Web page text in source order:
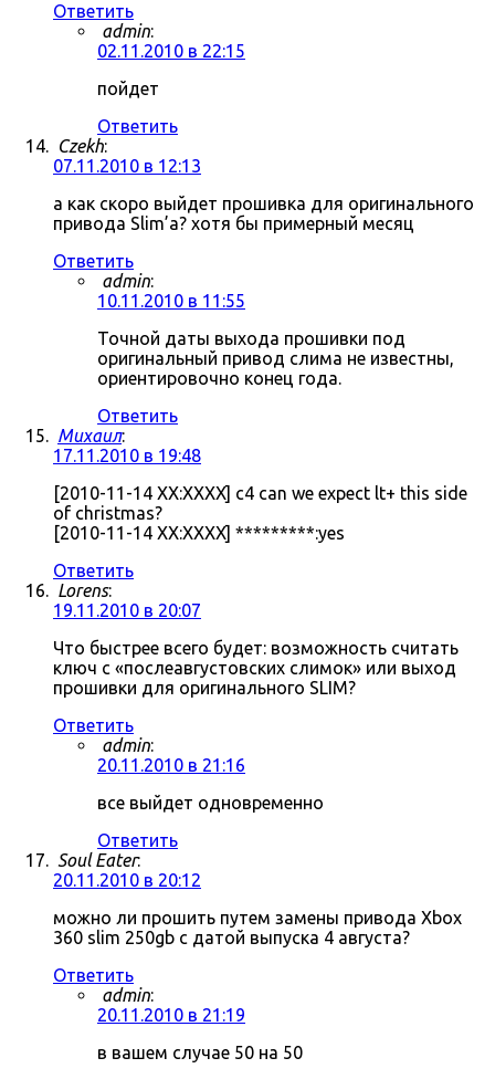
Ответить
admin:
02.11.2010 в 22:15
пойдет
Ответить
Czekh:
07.11.2010 в 12:13
а как скоро выйдет прошивка для оригинального
привода Slim’а? хотя бы примерный месяц
Ответить
admin:
10.11.2010 в 11:55
Точной даты выхода прошивки под
оригинальный привод слима не известны,
ориентировочно конец года.
Ответить
Михаил:
17.11.2010 в 19:48
[2010-11-14 XX:XXXX] c4 can we expect lt+ this side
of christmas?
[2010-11-14 XX:XXXX] *********:yes
Ответить
Lorens:
19.11.2010 в 20:07
Что быстрее всего будет: возможность считать
ключ с «послеавгустовских слимок» или выход
прошивки для оригинального SLIM?
Ответить
admin:
20.11.2010 в 21:16
все выйдет одновременно
Ответить
Soul Eater:
20.11.2010 в 20:12
можно ли прошить путем замены привода Xbox
360 slim 250gb с датой выпуска 4 августа?
Ответить
admin:
20.11.2010 в 21:19
в вашем случае 50 на 50